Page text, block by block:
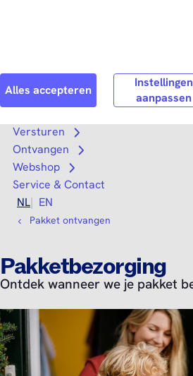
Search
Versturen
Open submenu
Ontvangen
Open submenu
Webshop
Open submenu
Service & Contact
NL
EN
Pakket ontvangen
Pakketbezorging
Ontdek wanneer we je pakket